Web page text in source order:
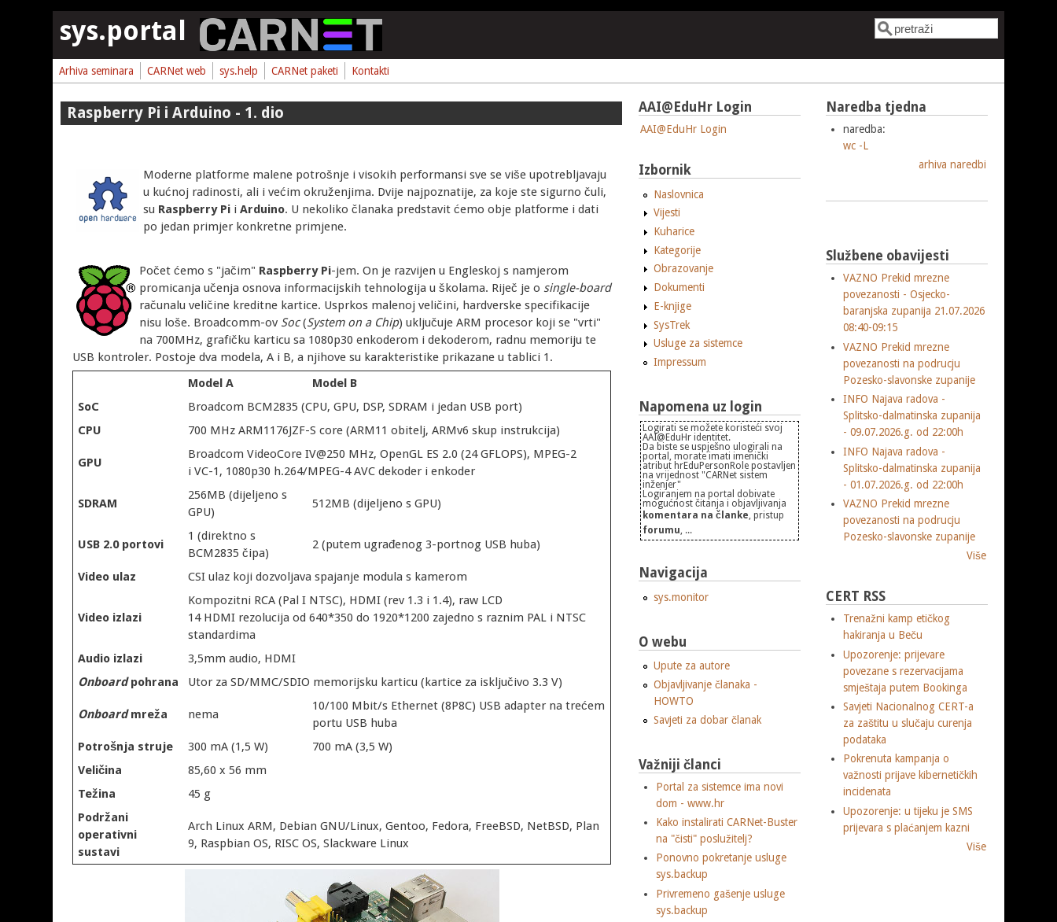
sys.portal Obrazac pretrage
Pretraga
Arhiva seminara CARNet web sys.help CARNet paketi Kontakti
Raspberry Pi i Arduino - 1. dio
Moderne platforme malene potrošnje i visokih performansi sve se više upotrebljavaju
u kućnoj radinosti, ali i većim okruženjima. Dvije najpoznatije, za koje ste sigurno čuli,
su Raspberry Pi iArduino. U nekoliko članaka predstavit ćemo obje platforme i dati
po jedan primjer konkretne primjene.
Počet ćemo s "jačim" Raspberry Pi-jem. On je razvijen u Engleskoj s namjerom
promicanja učenja osnova informacijskih tehnologija u školama. Riječ je osingle-board
računalu veličine kreditne kartice. Usprkos malenoj veličini, hardverske specifikacije
nisu loše. Broadcomm-ov Soc(System on a Chip) uključuje ARM procesor koji se "vrti"
na 700MHz, grafičku karticu sa 1080p30 enkoderom i dekoderom, radnu memoriju te
USB kontroler. Postoje dva modela, A i B, a njihove su karakteristike prikazane u tablici 1.
Model A
Model B
SoC
Broadcom BCM2835 (CPU, GPU, DSP, SDRAM i jedan USB port)
CPU
700 MHz ARM1176JZF-S core (ARM11 obitelj, ARMv6 skup instrukcija)
GPU
Broadcom VideoCore IV@250 MHz, OpenGL ES 2.0 (24 GFLOPS), MPEG-2
i VC-1, 1080p30 h.264/MPEG-4 AVC dekoder i enkoder
SDRAM
256MB (dijeljeno s
GPU)
512MB (dijeljeno s GPU)
USB 2.0 portovi
1 (direktno s
BCM2835 čipa)
2 (putem ugrađenog 3-portnog USB huba)
Video ulaz CSI ulaz koji dozvoljava spajanje modula s kamerom
Video izlazi
Kompozitni RCA (Pal I NTSC), HDMI (rev 1.3 i 1.4), raw LCD
14 HDMI rezolucija od 640*350 do 1920*1200 zajedno s raznim PAL i NTSC
standardima
Audio izlazi
3,5mm audio, HDMI
Onboardpohrana Utor za SD/MMC/SDIO memorijsku karticu (kartice za isključivo 3.3 V)
Onboardmreža nema
10/100 Mbit/s Ethernet (8P8C) USB adapter na trećem
portu USB huba
Potrošnja struje
300 mA (1,5 W)
700 mA (3,5 W)
Veličina
85,60 x 56 mm
Težina
45 g
Podržani
operativni
sustavi
Arch Linux ARM, Debian GNU/Linux, Gentoo, Fedora, FreeBSD, NetBSD, Plan
9, Raspbian OS, RISC OS, Slackware Linux
AAI@EduHr Login
AAI@EduHr Login
Izbornik
Naslovnica
Vijesti
Kuharice
Kategorije
Obrazovanje
Dokumenti
E-knjige
SysTrek
Usluge za sistemce
Impressum
Napomena uz login
Logirati se možete koristeći svoj
AAI@EduHr identitet.
Da biste se uspješno ulogirali na
portal, morate imati imenički
atribut hrEduPersonRole postavljen
na vrijednost "CARNet sistem
inženjer"
Logiranjem na portal dobivate
mogućnost čitanja i objavljivanja
komentara na članke, pristup
forumu, ...
Navigacija
sys.monitor
O webu
Upute za autore
Objavljivanje članaka -
HOWTO
Savjeti za dobar članak
Važniji članci
Portal za sistemce ima novi
dom - www.hr
Kako instalirati CARNet-Buster
na "čisti" poslužitelj?
Ponovno pokretanje usluge
sys.backup
Privremeno gašenje usluge
sys.backup
Naredba tjedna
naredba:
wc -L
arhiva naredbi
Službene obavijesti
VAZNO Prekid mrezne
povezanosti - Osjecko-
baranjska zupanija 21.07.2026
08:40-09:15
VAZNO Prekid mrezne
povezanosti na podrucju
Pozesko-slavonske zupanije
INFO Najava radova -
Splitsko-dalmatinska zupanija
- 09.07.2026.g. od 22:00h
INFO Najava radova -
Splitsko-dalmatinska zupanija
- 01.07.2026.g. od 22:00h
VAZNO Prekid mrezne
povezanosti na podrucju
Pozesko-slavonske zupanije
Više
CERT RSS
Trenažni kamp etičkog
hakiranja u Beču
Upozorenje: prijevare
povezane s rezervacijama
smještaja putem Bookinga
Savjeti Nacionalnog CERT-a
za zaštitu u slučaju curenja
podataka
Pokrenuta kampanja o
važnosti prijave kibernetičkih
incidenata
Upozorenje: u tijeku je SMS
prijevara s plaćanjem kazni
Više